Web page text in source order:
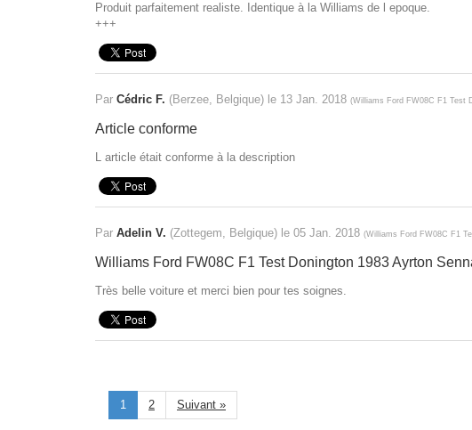
Produit parfaitement realiste. Identique à la Williams de l epoque.
+++
Par Cédric F. (Berzee, Belgique) le 13 Jan. 2018 (Williams Ford FW08C F1 Test
Article conforme
L article était conforme à la description
Par Adelin V. (Zottegem, Belgique) le 05 Jan. 2018 (Williams Ford FW08C F1
Williams Ford FW08C F1 Test Donington 1983 Ayrton
Très belle voiture et merci bien pour tes soignes.
1 2 Suivant »